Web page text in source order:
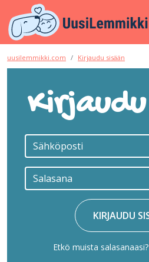
uusilemmikki.com Kirjaudu sisään
KIRJAUDU
Etkö muista salasanaasi?